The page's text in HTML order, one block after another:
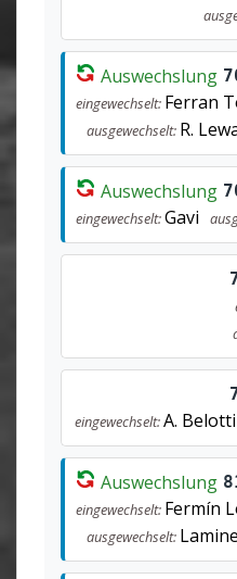
Auswechslung
eingewechselt: Ferran
ausgewechselt: R.
Auswechslung
eingewechselt:Gavi
eingewechselt:A. Belotti
Auswechslung
eingewechselt: Fermín
ausgewechselt: